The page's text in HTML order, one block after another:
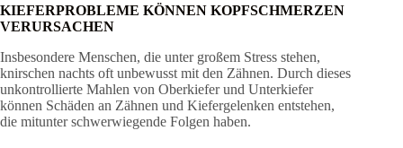
KIEFERPROBLEME KÖNNEN KOPFSCHMERZEN
VERURSACHEN
Insbesondere Menschen, die unter großem Stress stehen,
knirschen nachts oft unbewusst mit den Zähnen. Durch dieses
unkontrollierte Mahlen von Oberkiefer und Unterkiefer
können Schäden an Zähnen und Kiefergelenken entstehen,
die mitunter schwerwiegende Folgen haben.